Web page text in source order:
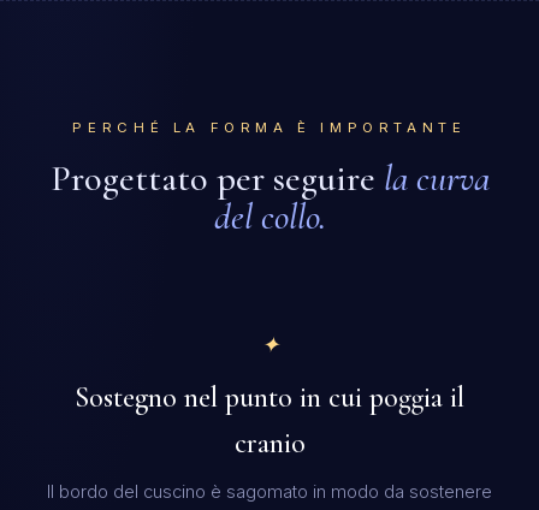
PERCHÉ LA FORMA È IMPORTANTE
Progettato per seguire la curva
del collo.
✦
Sostegno nel punto in cui poggia il
cranio
Il bordo del cuscino è sagomato in modo da sostenere